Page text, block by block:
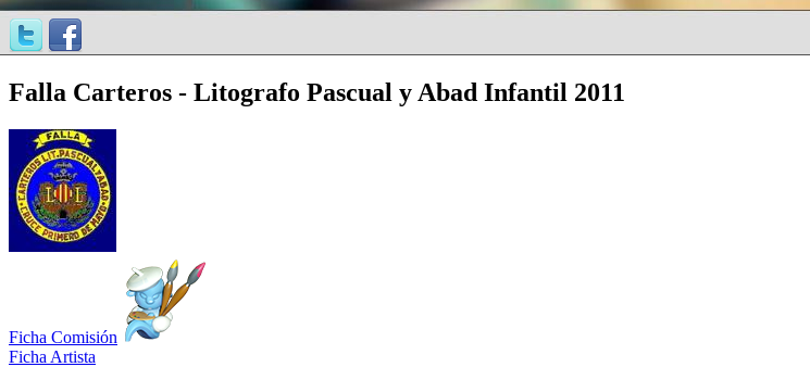
Falla Carteros - Litografo Pascual y Abad Infantil 2011
Ficha Comisión
Ficha Artista